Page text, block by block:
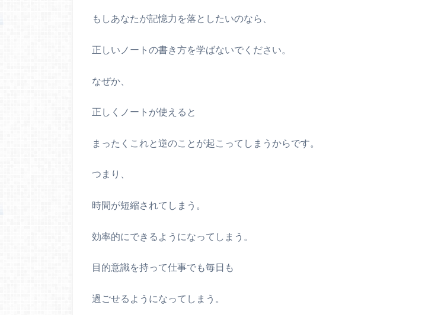
もしあなたが記憶力を落としたいのなら、
正しいノートの書き方を学ばないでください。
なぜか、
正しくノートが使えると
まったくこれと逆のことが起こってしまうからです。
つまり、
時間が短縮されてしまう。
効率的にできるようになってしまう。
目的意識を持って仕事でも毎日も
過ごせるようになってしまう。